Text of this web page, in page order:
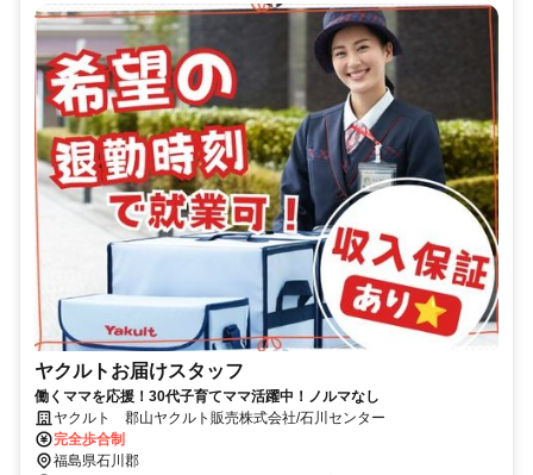
ヤクルトお届けスタッフ
働くママを応援！30代子育てママ活躍中！ノルマなし
ヤクルト 郡山ヤクルト販売株式会社/石川センター
完全歩合制
福島県石川郡